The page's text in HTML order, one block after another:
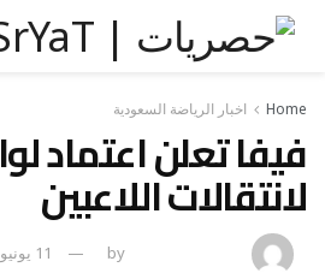
Home اخبار الرياضة السعودية
فيفا تعلن اعتماد
لانتقالات اللاعبين
by 11 يونيو، 2026